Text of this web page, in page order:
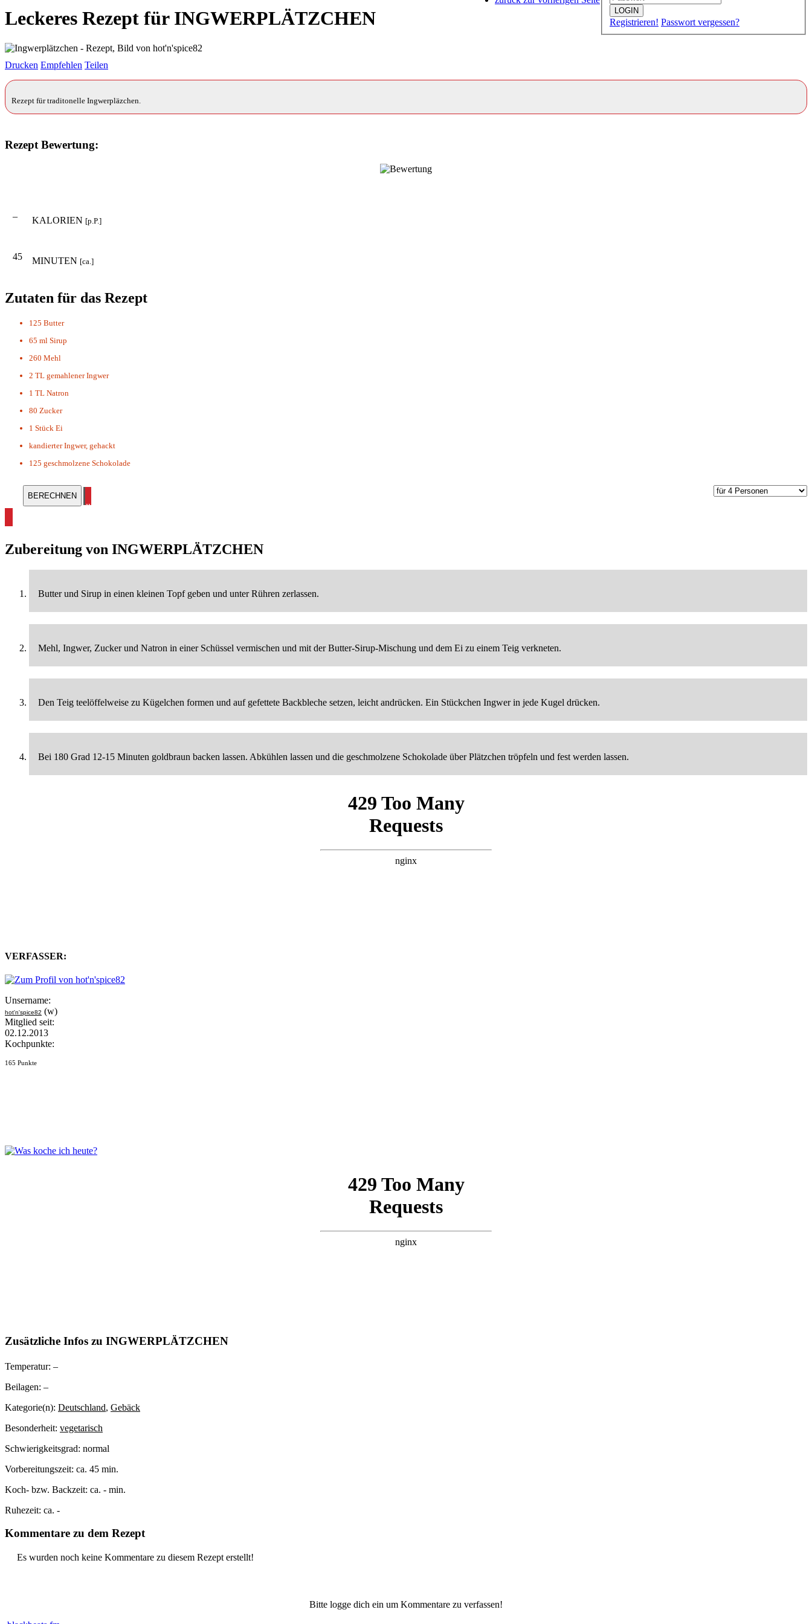
LOGIN
Registrieren! Passwort vergessen?
Leckeres Rezept für INGWERPLÄTZCHEN
Drucken Empfehlen Teilen
Rezept für traditonelle Ingwerpläzchen.
Rezept Bewertung:
– KALORIEN [p.P.]
45 MINUTEN [ca.]
Zutaten für das Rezept
125 Butter
65 ml Sirup
260 Mehl
2 TL gemahlener Ingwer
1 TL Natron
80 Zucker
1 Stück Ei
kandierter Ingwer, gehackt
125 geschmolzene Schokolade
alle Ingwer Rezepte ansehen
Zubereitung von INGWERPLÄTZCHEN
Butter und Sirup in einen kleinen Topf geben und unter Rühren zerlassen.
Mehl, Ingwer, Zucker und Natron in einer Schüssel vermischen und mit der Butter-Sirup-Mischung und dem Ei zu einem Teig verkneten.
Den Teig teelöffelweise zu Kügelchen formen und auf gefettete Backbleche setzen, leicht andrücken. Ein Stückchen Ingwer in jede Kugel drücken.
Bei 180 Grad 12-15 Minuten goldbraun backen lassen. Abkühlen lassen und die geschmolzene Schokolade über Plätzchen tröpfeln und fest werden lassen.
VERFASSER:
Unsername:
hot'n'spice82 (w)
Mitglied seit:
02.12.2013
Kochpunkte:
165 Punkte
Zusätzliche Infos zu INGWERPLÄTZCHEN
Temperatur: –
Beilagen: –
Kategorie(n): Deutschland, Gebäck
Besonderheit: vegetarisch
Schwierigkeitsgrad: normal
Vorbereitungszeit: ca. 45 min.
Koch- bzw. Backzeit: ca. - min.
Ruhezeit: ca. -
Kommentare zu dem Rezept
Es wurden noch keine Kommentare zu diesem Rezept erstellt!
Bitte logge dich ein um Kommentare zu verfassen!